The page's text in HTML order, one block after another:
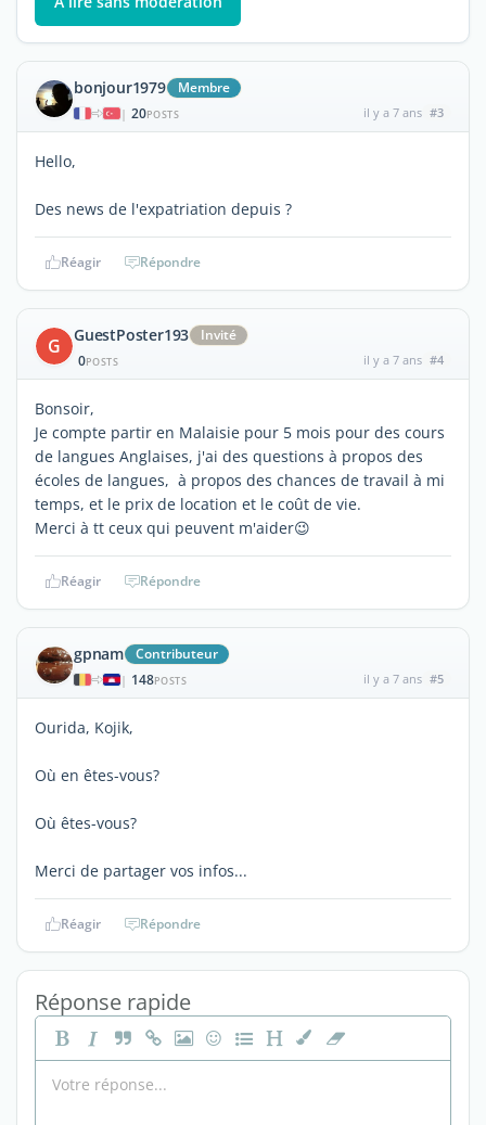
bonjour1979 Membre
| 20POSTS il y a 7 ans #3
Hello,
Des news de l'expatriation depuis ?
Réagir Répondre
G GuestPoster193
Invité
0POSTS il y a 7 ans #4
Bonsoir,
Je compte partir en Malaisie pour 5 mois pour des cours
de langues Anglaises, j'ai des questions à propos des
écoles de langues, à propos des chances de travail à mi
temps, et le prix de location et le coût de vie.
Merci à tt ceux qui peuvent m'aider😉
Réagir Répondre
gpnam Contributeur
| 148POSTS il y a 7 ans #5
Ourida, Kojik,
Où en êtes-vous?
Où êtes-vous?
Merci de partager vos infos...
Réagir Répondre
Réponse rapide